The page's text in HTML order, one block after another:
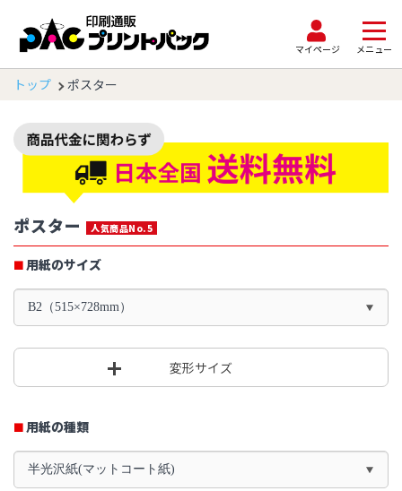
マイページ メニュー
トップ ポスター
ポスター 人気商品No.5
用紙のサイズ
B2（515×728mm）
変形サイズ
用紙の種類
半光沢紙(マットコート紙)